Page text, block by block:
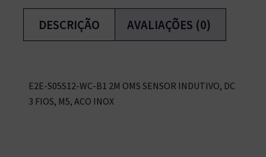
DESCRIÇÃO AVALIAÇÕES (0)
E2E-S05S12-WC-B1 2M OMS SENSOR INDUTIVO, DC
3 FIOS, M5, ACO INOX